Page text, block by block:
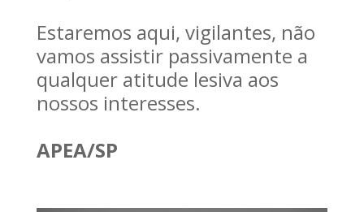
Estaremos aqui, vigilantes, não
vamos assistir passivamente a
qualquer atitude lesiva aos
nossos interesses.
APEA/SP